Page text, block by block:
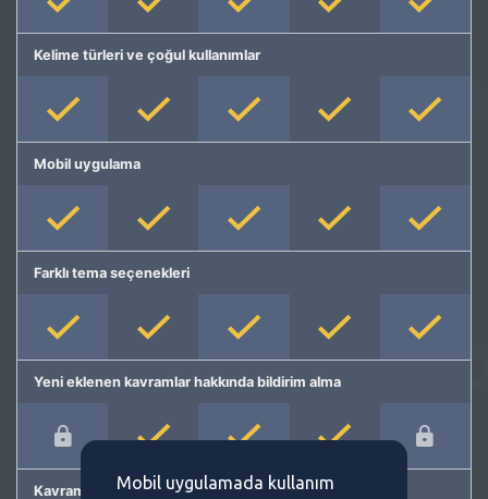
Kelime türleri ve çoğul kullanımlar
Mobil uygulama
Farklı tema seçenekleri
Yeni eklenen kavramlar hakkında bildirim alma
Kavram önermeMobil uygulamada kullanım